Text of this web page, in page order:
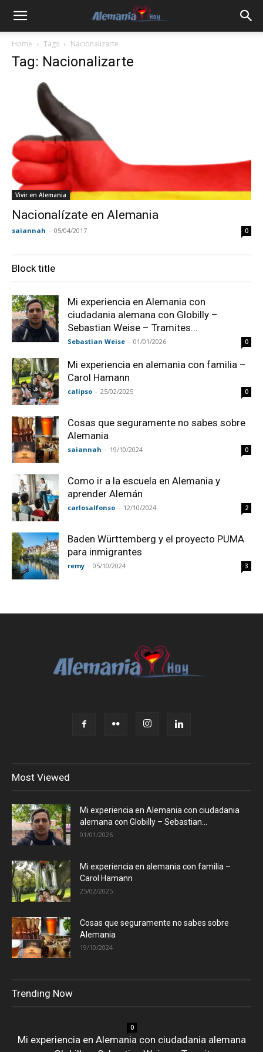
Home Tags Nacionalizarte
Tag: Nacionalizarte
Vivir en Alemania
Nacionalízate en Alemania
saiannah - 05/04/2017 0
Block title
Mi experiencia en Alemania con
ciudadania alemana con Globilly –
Sebastian Weise – Tramites...
Sebastian Weise - 01/01/2026 0
Mi experiencia en alemania con familia –
Carol Hamann
calipso - 25/02/2025 0
Cosas que seguramente no sabes sobre
Alemania
saiannah - 19/10/2024 0
Como ir a la escuela en Alemania y
aprender Alemán
carlosalfonso - 12/10/2024 2
Baden Württemberg y el proyecto PUMA
para inmigrantes
remy - 05/10/2024 3
Most Viewed
Mi experiencia en Alemania con ciudadania
alemana con Globilly – Sebastian...
01/01/2026
Mi experiencia en alemania con familia –
Carol Hamann
25/02/2025
Cosas que seguramente no sabes sobre
Alemania
19/10/2024
Trending Now
0
Mi experiencia en Alemania con ciudadania alemana